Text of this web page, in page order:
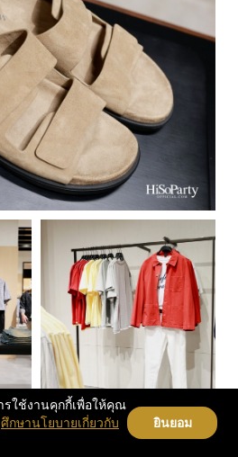
รใช้งานคุกกี้เพื่อให้คุณ
ศึกษานโยบายเกี่ยวกับ
ยินยอม